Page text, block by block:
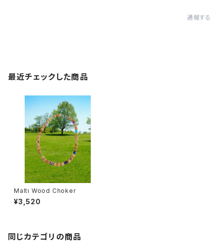
通報する
最近チェックした商品
Malti Wood Choker
¥3,520
同じカテゴリの商品